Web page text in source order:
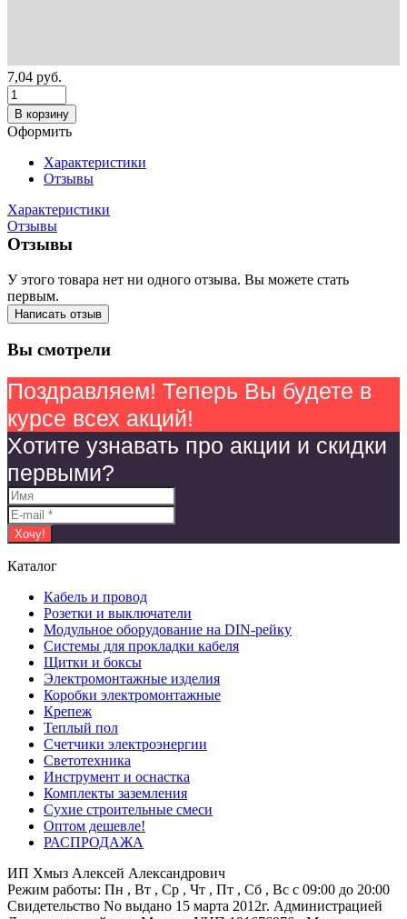
7,04 руб.
В корзину
Оформить
Характеристики
Отзывы
Характеристики
Отзывы
Отзывы
У этого товара нет ни одного отзыва. Вы можете стать
первым.
Написать отзыв
Вы смотрели
Поздравляем! Теперь Вы будете в
курсе всех акций!
Хотите узнавать про акции и скидки
первыми?
Каталог
Кабель и провод
Розетки и выключатели
Модульное оборудование на DIN-рейку
Системы для прокладки кабеля
Щитки и боксы
Электромонтажные изделия
Коробки электромонтажные
Крепеж
Теплый пол
Счетчики электроэнергии
Светотехника
Инструмент и оснастка
Комплекты заземления
Сухие строительные смеси
Оптом дешевле!
РАСПРОДАЖА
ИП Хмыз Алексей Александрович
Режим работы: Пн , Вт , Ср , Чт , Пт , Сб , Вс c 09:00 до 20:00
Свидетельство No выдано 15 марта 2012г. Администрацией